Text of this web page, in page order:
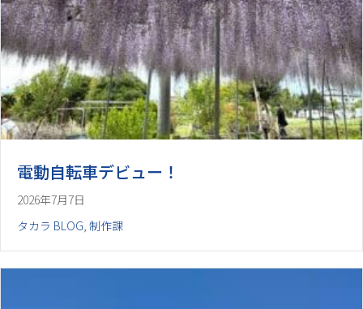
電動自転車デビュー！
2026年7月7日
タカラ BLOG, 制作課